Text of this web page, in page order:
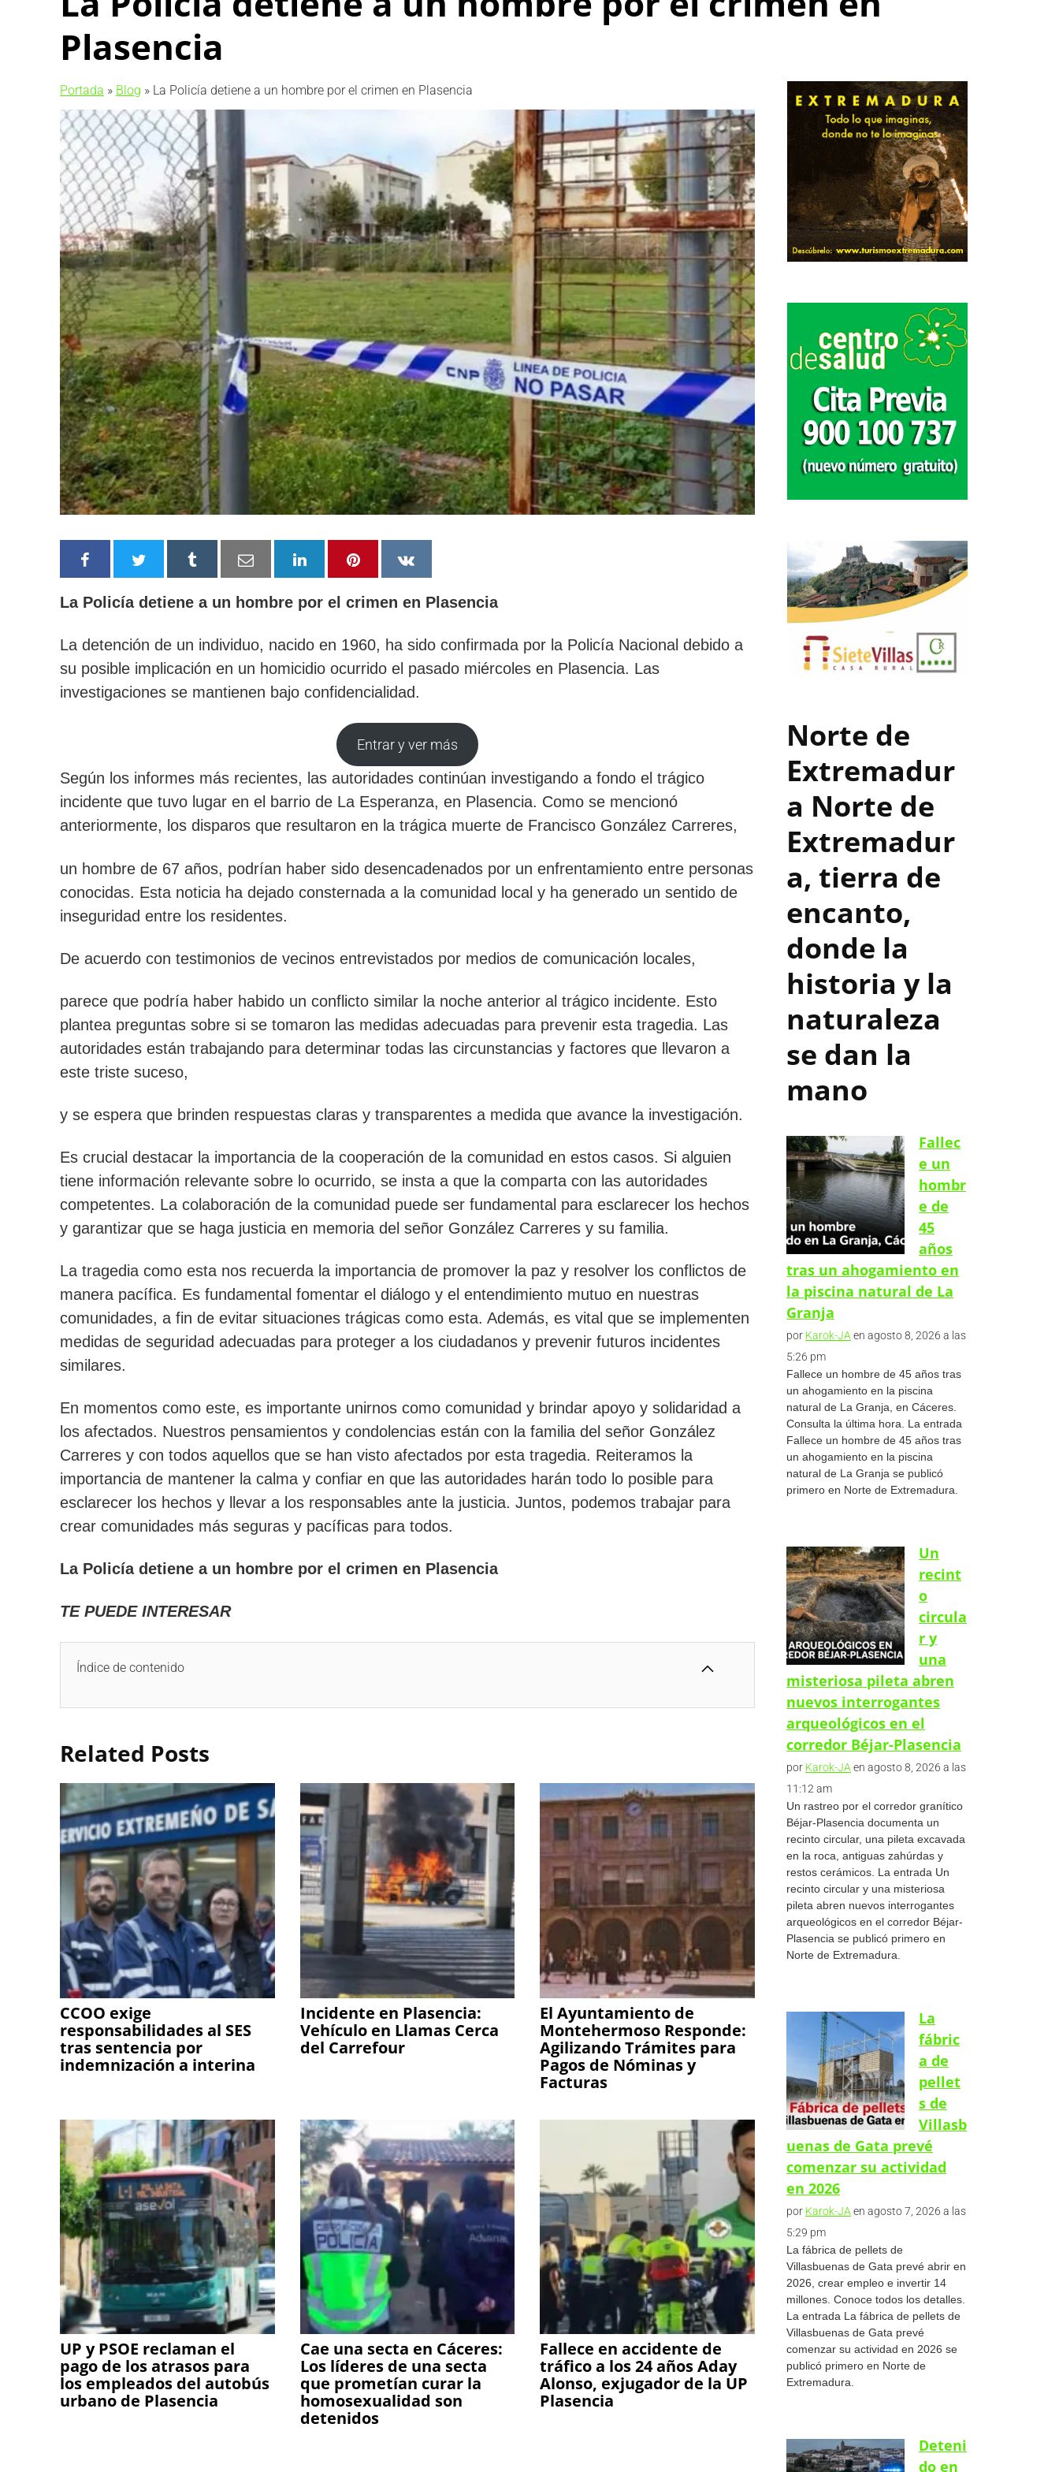
Plasencia
Portada » Blog » La Policía detiene a un hombre por el crimen en Plasencia
La Policía detiene a un hombre por el crimen en Plasencia
La detención de un individuo, nacido en 1960, ha sido confirmada por la Policía Nacional debido a
su posible implicación en un homicidio ocurrido el pasado miércoles en Plasencia. Las
investigaciones se mantienen bajo confidencialidad.
Entrar y ver más
Según los informes más recientes, las autoridades continúan investigando a fondo el trágico
incidente que tuvo lugar en el barrio de La Esperanza, en Plasencia. Como se mencionó
anteriormente, los disparos que resultaron en la trágica muerte de Francisco González Carreres,
un hombre de 67 años, podrían haber sido desencadenados por un enfrentamiento entre personas
conocidas. Esta noticia ha dejado consternada a la comunidad local y ha generado un sentido de
inseguridad entre los residentes.
De acuerdo con testimonios de vecinos entrevistados por medios de comunicación locales,
parece que podría haber habido un conflicto similar la noche anterior al trágico incidente. Esto
plantea preguntas sobre si se tomaron las medidas adecuadas para prevenir esta tragedia. Las
autoridades están trabajando para determinar todas las circunstancias y factores que llevaron a
este triste suceso,
y se espera que brinden respuestas claras y transparentes a medida que avance la investigación.
Es crucial destacar la importancia de la cooperación de la comunidad en estos casos. Si alguien
tiene información relevante sobre lo ocurrido, se insta a que la comparta con las autoridades
competentes. La colaboración de la comunidad puede ser fundamental para esclarecer los hechos
y garantizar que se haga justicia en memoria del señor González Carreres y su familia.
La tragedia como esta nos recuerda la importancia de promover la paz y resolver los conflictos de
manera pacífica. Es fundamental fomentar el diálogo y el entendimiento mutuo en nuestras
comunidades, a fin de evitar situaciones trágicas como esta. Además, es vital que se implementen
medidas de seguridad adecuadas para proteger a los ciudadanos y prevenir futuros incidentes
similares.
En momentos como este, es importante unirnos como comunidad y brindar apoyo y solidaridad a
los afectados. Nuestros pensamientos y condolencias están con la familia del señor González
Carreres y con todos aquellos que se han visto afectados por esta tragedia. Reiteramos la
importancia de mantener la calma y confiar en que las autoridades harán todo lo posible para
esclarecer los hechos y llevar a los responsables ante la justicia. Juntos, podemos trabajar para
crear comunidades más seguras y pacíficas para todos.
La Policía detiene a un hombre por el crimen en Plasencia
TE PUEDE INTERESAR
Índice de contenido
Related Posts
CCOO exige
responsabilidades al SES
tras sentencia por
indemnización a interina
Incidente en Plasencia:
Vehículo en Llamas Cerca
del Carrefour
El Ayuntamiento de
Montehermoso Responde:
Agilizando Trámites para
Pagos de Nóminas y
Facturas
UP y PSOE reclaman el
pago de los atrasos para
los empleados del autobús
urbano de Plasencia
Cae una secta en Cáceres:
Los líderes de una secta
que prometían curar la
homosexualidad son
detenidos
Fallece en accidente de
tráfico a los 24 años Aday
Alonso, exjugador de la UP
Plasencia
Norte de
Extremadur
a Norte de
Extremadur
a, tierra de
encanto,
donde la
historia y la
naturaleza
se dan la
mano
Fallec
e un
hombr
e de
45
años
tras un ahogamiento en
la piscina natural de La
Granja
por Karok-JA en agosto 8, 2026 a las
5:26 pm
Fallece un hombre de 45 años tras
un ahogamiento en la piscina
natural de La Granja, en Cáceres.
Consulta la última hora. La entrada
Fallece un hombre de 45 años tras
un ahogamiento en la piscina
natural de La Granja se publicó
primero en Norte de Extremadura.
Un
recint
o
circula
r y
una
misteriosa pileta abren
nuevos interrogantes
arqueológicos en el
corredor Béjar-Plasencia
por Karok-JA en agosto 8, 2026 a las
11:12 am
Un rastreo por el corredor granítico
Béjar-Plasencia documenta un
recinto circular, una pileta excavada
en la roca, antiguas zahúrdas y
restos cerámicos. La entrada Un
recinto circular y una misteriosa
pileta abren nuevos interrogantes
arqueológicos en el corredor Béjar-
Plasencia se publicó primero en
Norte de Extremadura.
La
fábric
a de
pellet
s de
Villasb
uenas de Gata prevé
comenzar su actividad
en 2026
por Karok-JA en agosto 7, 2026 a las
5:29 pm
La fábrica de pellets de
Villasbuenas de Gata prevé abrir en
2026, crear empleo e invertir 14
millones. Conoce todos los detalles.
La entrada La fábrica de pellets de
Villasbuenas de Gata prevé
comenzar su actividad en 2026 se
publicó primero en Norte de
Extremadura.
Deteni
do en